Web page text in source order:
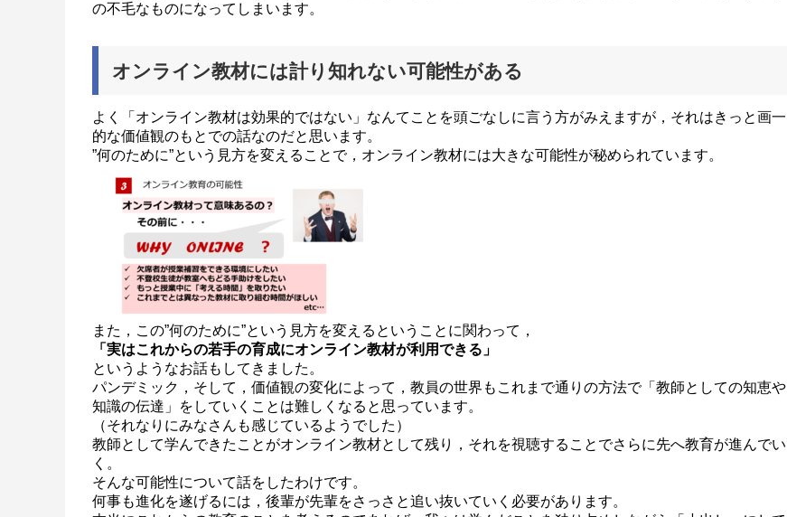
の不毛なものになってしまいます。
オンライン教材には計り知れない可能性がある
よく「オンライン教材は効果的ではない」なんてことを頭ごなしに言う方がみえますが，それはきっと画一
的な価値観のもとでの話なのだと思います。
”何のために”という見方を変えることで，オンライン教材には大きな可能性が秘められています。
また，この”何のために”という見方を変えるということに関わって，
「実はこれからの若手の育成にオンライン教材が利用できる」
というようなお話もしてきました。
パンデミック，そして，価値観の変化によって，教員の世界もこれまで通りの方法で「教師としての知恵や
知識の伝達」をしていくことは難しくなると思っています。
（それなりにみなさんも感じているようでした）
教師として学んできたことがオンライン教材として残り，それを視聴することでさらに先へ教育が進んでい
く。
そんな可能性について話をしたわけです。
何事も進化を遂げるには，後輩が先輩をさっさと追い抜いていく必要があります。